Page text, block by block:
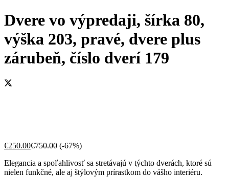
Dvere vo výpredaji, šírka 80,
výška 203, pravé, dvere plus
zárubeň, číslo dverí 179
€250.00€750.00 (-67%)
Elegancia a spoľahlivosť sa stretávajú v týchto dverách, ktoré sú
nielen funkčné, ale aj štýlovým prírastkom do vášho interiéru.